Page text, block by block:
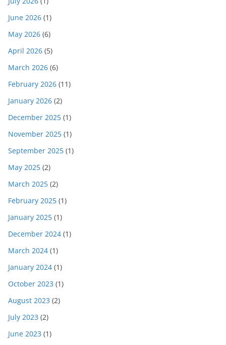
June 2026 (1)
May 2026 (6)
April 2026 (5)
March 2026 (6)
February 2026 (11)
January 2026 (2)
December 2025 (1)
November 2025 (1)
September 2025 (1)
May 2025 (2)
March 2025 (2)
February 2025 (1)
January 2025 (1)
December 2024 (1)
March 2024 (1)
January 2024 (1)
October 2023 (1)
August 2023 (2)
July 2023 (2)
June 2023 (1)